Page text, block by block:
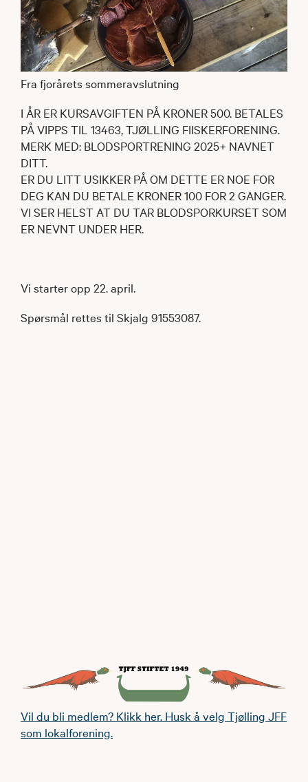
Fra fjorårets sommeravslutning
I ÅR ER KURSAVGIFTEN PÅ KRONER 500. BETALES
PÅ VIPPS TIL 13463, TJØLLING FIISKERFORENING.
MERK MED: BLODSPORTRENING 2025+ NAVNET
DITT.
ER DU LITT USIKKER PÅ OM DETTE ER NOE FOR
DEG KAN DU BETALE KRONER 100 FOR 2 GANGER.
VI SER HELST AT DU TAR BLODSPORKURSET SOM
ER NEVNT UNDER HER.
Vi starter opp 22. april.
Spørsmål rettes til Skjalg 91553087.
Vil du bli medlem? Klikk her. Husk å velg Tjølling JFF
som lokalforening.